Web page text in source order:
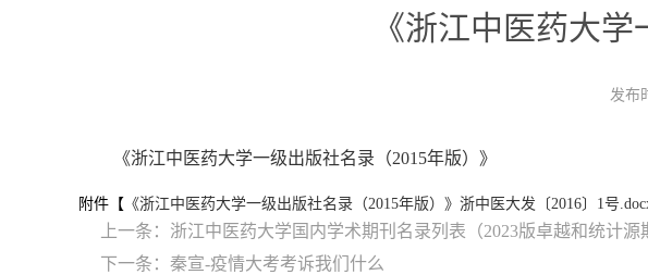
《浙江中医药大
发布
《浙江中医药大学一级出版社名录（2015年版）》
附件【 《浙江中医药大学一级出版社名录（2015年版）》浙中医大发〔2016〕1号
上一条： 浙江中医药大学国内学术期刊名录列表（2023版卓越和统计源
下一条： 秦宣-疫情大考考诉我们什么